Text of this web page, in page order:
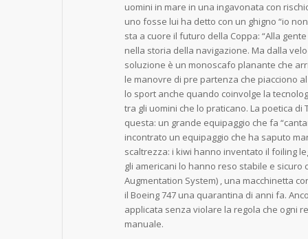
uomini in mare in una ingavonata con
uno fosse lui ha detto con un ghigno “io
sta a cuore il futuro della Coppa: “Alla
nella storia della navigazione. Ma dalla
soluzione è un monoscafo planante che
le manovre di pre partenza che piacciono
lo sport anche quando coinvolge la
tra gli uomini che lo praticano. La poetica
questa: un grande equipaggio che fa
incontrato un equipaggio che ha saputo
scaltrezza: i kiwi hanno inventato il foiling
gli americani lo hanno reso stabile e sicuro
Augmentation System) , una macchinetta
il Boeing 747 una quarantina di anni fa.
applicata senza violare la regola che ogni
manuale.